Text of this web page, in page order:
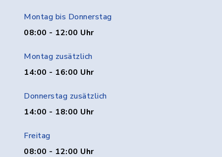
Montag bis Donnerstag
08:00 - 12:00 Uhr
Montag zusätzlich
14:00 - 16:00 Uhr
Donnerstag zusätzlich
14:00 - 18:00 Uhr
Freitag
08:00 - 12:00 Uhr